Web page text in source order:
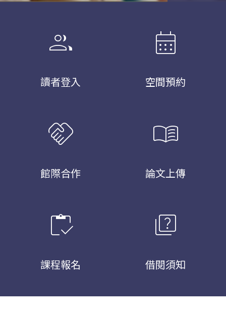
group
讀者登入
calendar_month
空間預約
handshake
館際合作
menu_book
論文上傳
inventory
課程報名
quiz
借閱須知